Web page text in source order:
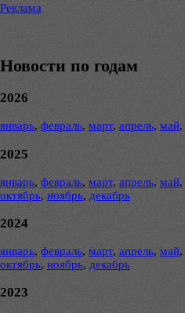
Реклама
Новости по годам
2026
январь, февраль, март, апрель, май,
2025
январь, февраль, март, апрель, май,
октябрь, ноябрь, декабрь
2024
январь, февраль, март, апрель, май,
октябрь, ноябрь, декабрь
2023